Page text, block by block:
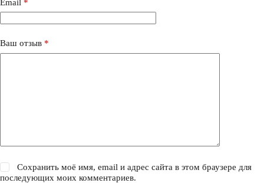
Email *
Ваш отзыв *
Сохранить моё имя, email и адрес сайта в этом браузере для
последующих моих комментариев.